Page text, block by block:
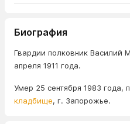
Биография
Гвардии полковник Василий
апреля 1911 года.
Умер 25 сентября 1983 года,
кладбище, г. Запорожье.